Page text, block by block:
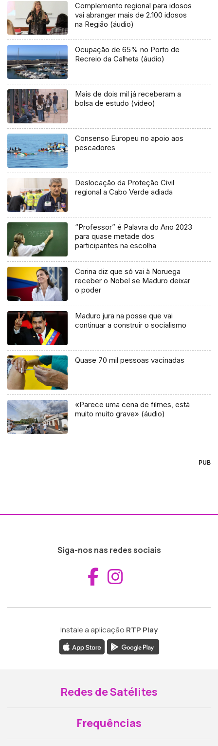
Complemento regional para idosos
vai abranger mais de 2.100 idosos
na Região (áudio)
Ocupação de 65% no Porto de
Recreio da Calheta (áudio)
Mais de dois mil já receberam a
bolsa de estudo (vídeo)
Consenso Europeu no apoio aos
pescadores
Deslocação da Proteção Civil
regional a Cabo Verde adiada
“Professor” é Palavra do Ano 2023
para quase metade dos
participantes na escolha
Corina diz que só vai à Noruega
receber o Nobel se Maduro deixar
o poder
Maduro jura na posse que vai
continuar a construir o socialismo
Quase 70 mil pessoas vacinadas
«Parece uma cena de filmes, está
muito muito grave» (áudio)
PUB
Siga-nos nas redes sociais
Aceder ao
Instale a aplicação RTP Play
Redes de Satélites
Frequências